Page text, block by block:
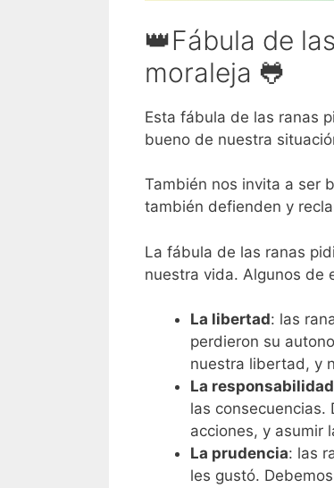
👑Fábula de
moraleja 🐸
Esta fábula de las ranas
bueno de nuestra
También nos invita a ser
también defienden y
La fábula de las ranas
nuestra vida. Algunos de
La libertad: las
perdieron su
nuestra libertad, y
La responsabilidad
las consecuencias.
acciones, y asumir
La prudencia: las
les gustó.